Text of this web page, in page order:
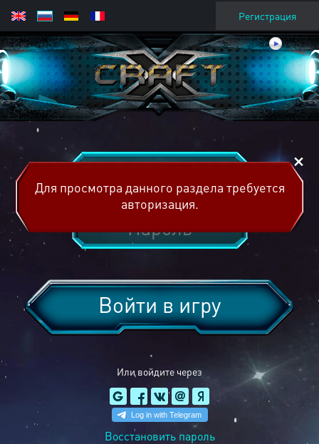
Регистрация
Или войдите через
Войти в игру
Восстановить пароль
Для просмотра данного раздела требуется
авторизация.